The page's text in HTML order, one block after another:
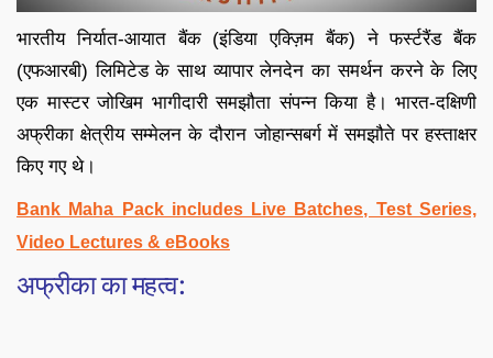
भारतीय निर्यात-आयात बैंक (इंडिया एक्ज़िम बैंक) ने फर्स्टरैंड बैंक
(एफआरबी) लिमिटेड के साथ व्यापार लेनदेन का समर्थन करने के लिए
एक मास्टर जोखिम भागीदारी समझौता संपन्न किया है। भारत-दक्षिणी
अफ्रीका क्षेत्रीय सम्मेलन के दौरान जोहान्सबर्ग में समझौते पर हस्ताक्षर
किए गए थे।
Bank Maha Pack includes Live Batches, Test Series,
Video Lectures & eBooks
अफ्रीका का महत्व: